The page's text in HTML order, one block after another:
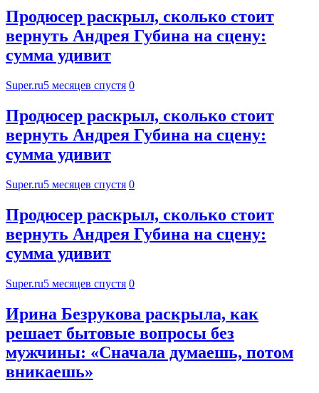
Продюсер раскрыл, сколько стоит
вернуть Андрея Губина на сцену:
сумма удивит
Super.ru5 месяцев спустя 0
Продюсер раскрыл, сколько стоит
вернуть Андрея Губина на сцену:
сумма удивит
Super.ru5 месяцев спустя 0
Продюсер раскрыл, сколько стоит
вернуть Андрея Губина на сцену:
сумма удивит
Super.ru5 месяцев спустя 0
Ирина Безрукова раскрыла, как
решает бытовые вопросы без
мужчины: «Сначала думаешь, потом
вникаешь»